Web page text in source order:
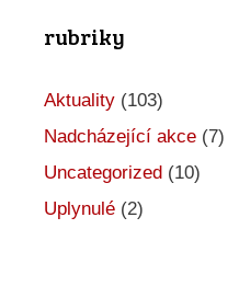
k
e
rubriky
Aktuality (103)
Nadcházející akce (7)
Uncategorized (10)
Uplynulé (2)